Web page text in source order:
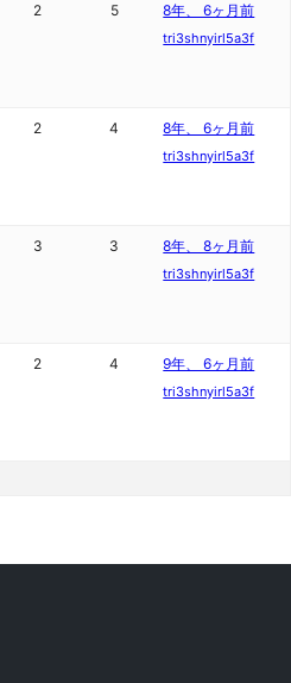
2 5 8年、 6ヶ月前
tri3shnyirl5a3f
2 4 8年、 6ヶ月前
tri3shnyirl5a3f
3 3 8年、 8ヶ月前
tri3shnyirl5a3f
2 4 9年、 6ヶ月前
tri3shnyirl5a3f